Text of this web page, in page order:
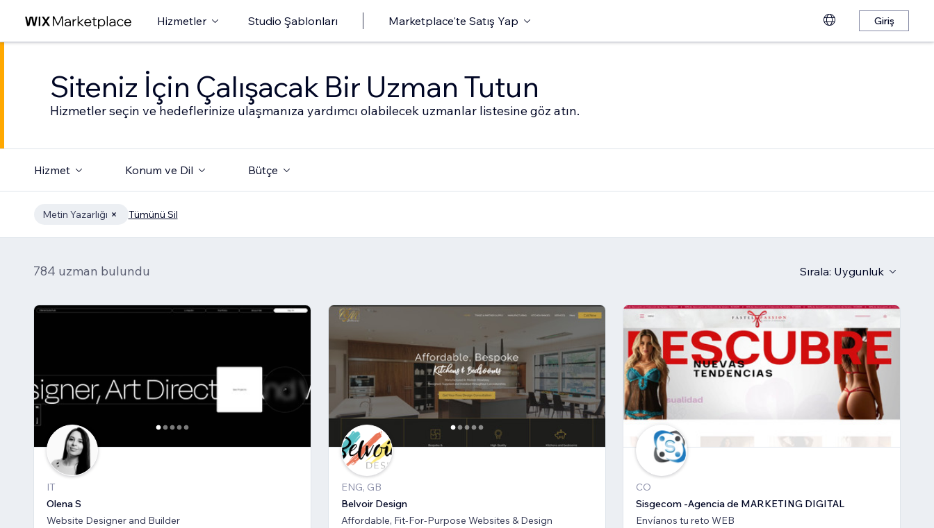
Hizmetler Studio Şablonları Marketplace'te Satış Yap Giriş
Siteniz İçin Çalışacak Bir Uzman Tutun
Hizmetler seçin ve hedeflerinize ulaşmanıza yardımcı olabilecek uzmanlar listesine göz atın.
Hizmet Konum ve Dil Bütçe
Metin Yazarlığı Tümünü Sil
784 uzman bulundu Sırala: Uygunluk
IT
Olena S
Website Designer and Builder
ENG, GB
Belvoir Design
Affordable, Fit-For-Purpose Websites & Design
CO
Sisgecom -Agencia de MARKETING DIGITAL
Envíanos tu reto WEB